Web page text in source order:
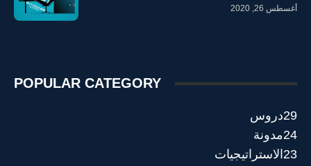
أغسطس 26, 2020
POPULAR CATEGORY
دروس29
مدونة24
الاستراتيجيات 23